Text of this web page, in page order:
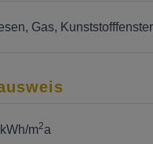
Gas Kunststofffenster
m2a